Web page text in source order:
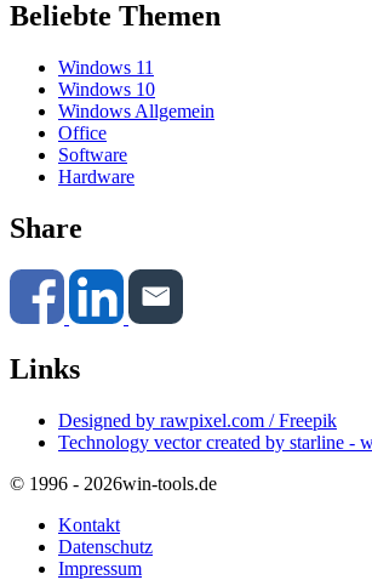
Beliebte Themen
Windows 11
Windows 10
Windows Allgemein
Office
Software
Hardware
Share
Links
Designed by rawpixel.com / Freepik
Technology vector created by starline -
© 1996 - 2026win-tools.de
Kontakt
Datenschutz
Impressum